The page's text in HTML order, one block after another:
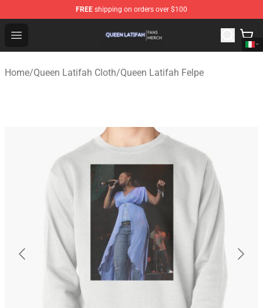
FREE shipping on orders over $100
Open menu
Queen Latifah Shop - Official Queen Latifah
Home/Queen Latifah Cloth/Queen Latifah Felpe